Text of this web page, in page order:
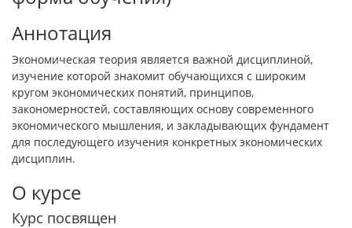
Аннотация
Экономическая теория является важной дисциплиной,
изучение которой знакомит обучающихся с широким
кругом экономических понятий, принципов,
закономерностей, составляющих основу современного
экономического мышления, и закладывающих фундамент
для последующего изучения конкретных экономических
дисциплин.
О курсе
Курс посвящен